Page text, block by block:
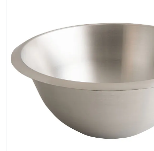
Bakers Pureline
Stickvagnar & transport
Utensilier